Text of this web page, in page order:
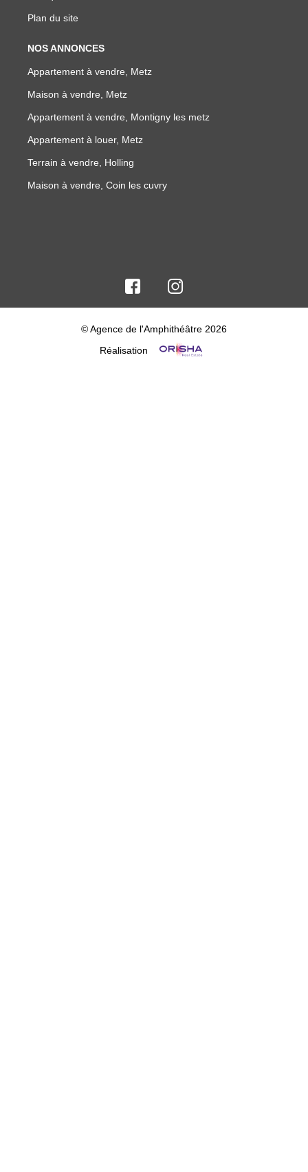
Plan du site
NOS ANNONCES
Appartement à vendre, Metz
Maison à vendre, Metz
Appartement à vendre, Montigny les metz
Appartement à louer, Metz
Terrain à vendre, Holling
Maison à vendre, Coin les cuvry
© Agence de l'Amphithéâtre 2026
Réalisation